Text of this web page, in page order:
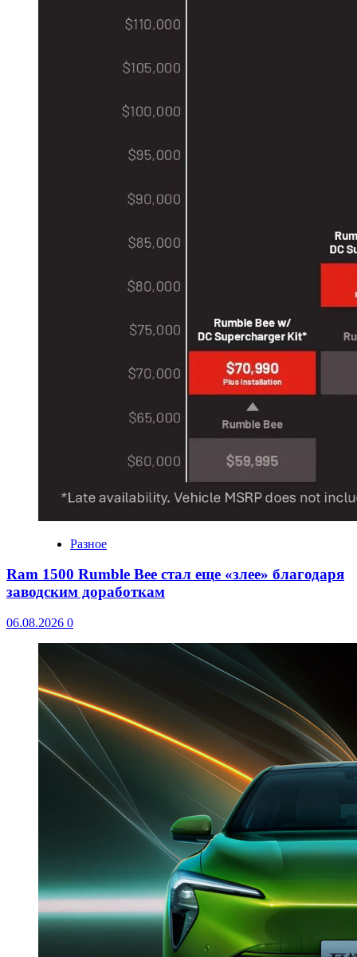
Разное
Ram 1500 Rumble Bee стал еще «злее» благодаря
заводским доработкам
06.08.2026 0